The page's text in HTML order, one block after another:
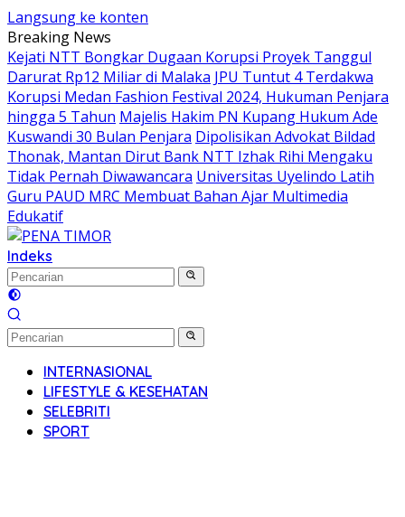
Langsung ke konten
Breaking News
Kejati NTT Bongkar Dugaan Korupsi Proyek Tanggul
Darurat Rp12 Miliar di Malaka JPU Tuntut 4 Terdakwa
Korupsi Medan Fashion Festival 2024, Hukuman Penjara
hingga 5 Tahun Majelis Hakim PN Kupang Hukum Ade
Kuswandi 30 Bulan Penjara Dipolisikan Advokat Bildad
Thonak, Mantan Dirut Bank NTT Izhak Rihi Mengaku
Tidak Pernah Diwawancara Universitas Uyelindo Latih
Guru PAUD MRC Membuat Bahan Ajar Multimedia
Edukatif
Indeks
INTERNASIONAL
LIFESTYLE & KESEHATAN
SELEBRITI
SPORT